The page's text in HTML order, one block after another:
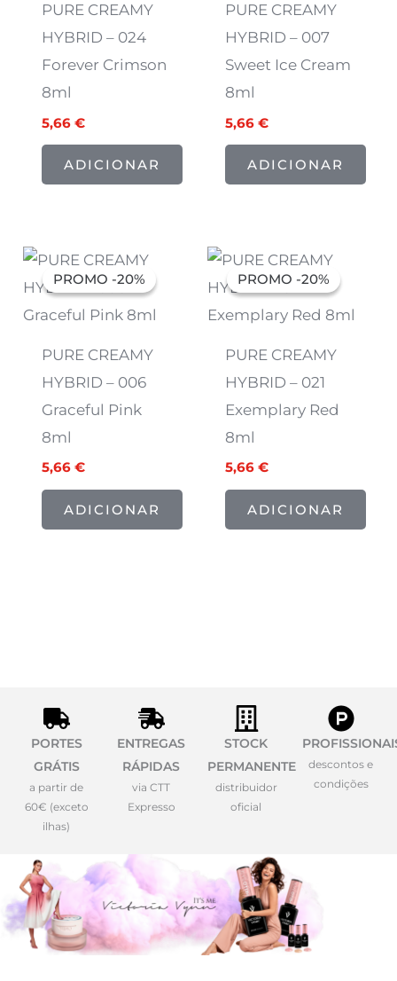
PURE CREAMY
HYBRID – 024
Forever Crimson
8ml
5,66 €
ADICIONAR
PURE CREAMY
HYBRID – 007
Sweet Ice Cream
8ml
5,66€
ADICIONAR
PROMO -20%
PROMO -20%
PURE CREAMY
HYBRID – 006
Graceful Pink
8ml
O
preço
original
7,07 €.
5,66 €
O
preço
atual
é:
5,66 €.
ADICIONAR
PROMO -20%
PROMO -20%
PURE CREAMY
HYBRID – 021
Exemplary Red
8ml
O
preço
original
7,07 €.
5,66€
O
preço
atual
5,66 €.
ADICIONAR
PORTES
GRÁTIS
a partir de
60€ (exceto
ilhas)
ENTREGAS
RÁPIDAS
via CTT
Expresso
STOCK
PERMANENTE
distribuidor
oficial
descontos e
condições